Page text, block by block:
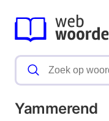
Yammerend